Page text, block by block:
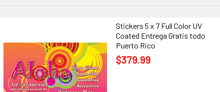
Stickers 5 x 7 Full Color UV
Coated Entrega Gratis todo
Puerto Rico
$379.99